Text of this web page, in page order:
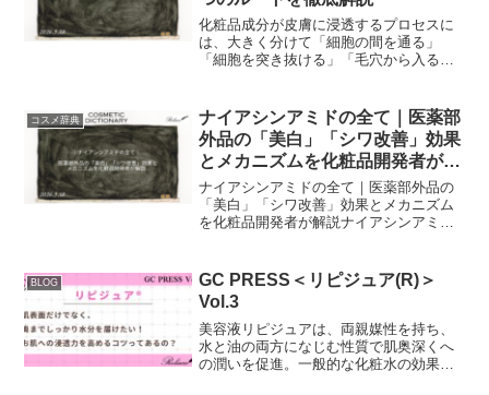
化粧品成分が皮膚に浸透するプロセスに
は、大きく分けて「細胞の間を通る」
「細胞を突き抜ける」「毛穴から入る」
皮膚科学的知見に基づき、初心者からマ
ニアの方まで納得できる深...
コスメ辞典
ナイアシンアミドの全て｜医薬部
外品の「美白」「シワ改善」効果
とメカニズムを化粧品開発者が解
説
ナイアシンアミドの全て｜医薬部外品の
「美白」「シワ改善」効果とメカニズム
を化粧品開発者が解説ナイアシンアミド
ンアミドは、厚生労働省から「美白」
「シワ改善」「肌荒れ防止」...
BLOG
GC PRESS＜リピジュア(R)＞
Vol.3
美容液リピジュアは、両親媒性を持ち、
水と油の両方になじむ性質で肌奥深くへ
の潤いを促進。一般的な化粧水の効果を